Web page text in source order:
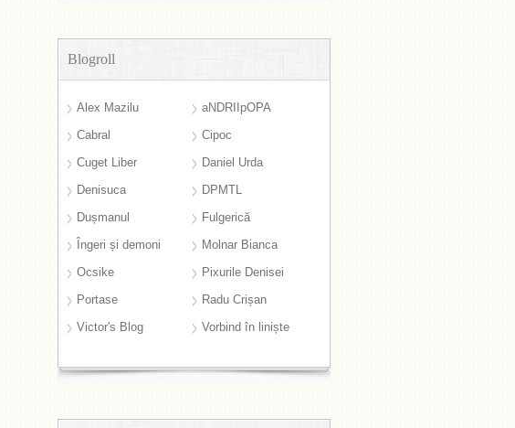
Blogroll
Alex Mazilu
aNDRIIpOPA
Cabral
Cipoc
Cuget Liber
Daniel Urda
Denisuca
DPMTL
Dușmanul
Fulgerică
Îngeri și demoni
Molnar Bianca
Ocsike
Pixurile Denisei
Portase
Radu Crișan
Victor's Blog
Vorbind în liniște